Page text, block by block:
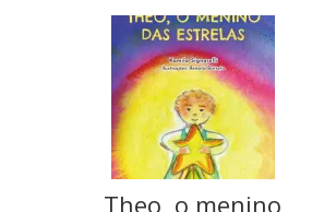
Theo, o menino